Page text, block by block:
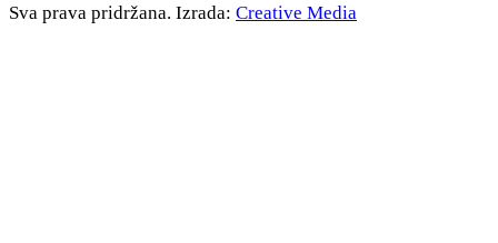
Sva prava pridržana. Izrada: Creative Media